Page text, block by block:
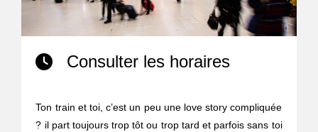
Consulter les horaires
Ton train et toi, c’est un peu une love story compliquée
? il part toujours trop tôt ou trop tard et parfois sans toi